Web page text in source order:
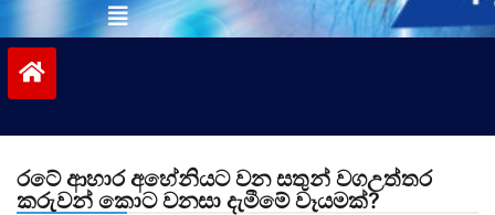
රටේ ආහාර අහේනියට වන සතුන් වගඋත්තර
කරුවන් කොට වනසා දැමීමේ වෑ‍යමක්?